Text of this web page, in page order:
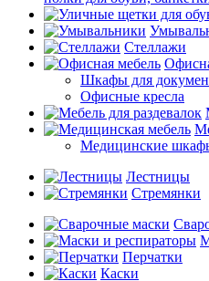
Стеллажи
Шкафы для
Офисные кресла
Медицинские
Лестницы
Стремянки
Перчатки
Каски